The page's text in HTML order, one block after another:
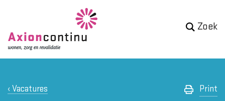
Zoek
Vacatures Print